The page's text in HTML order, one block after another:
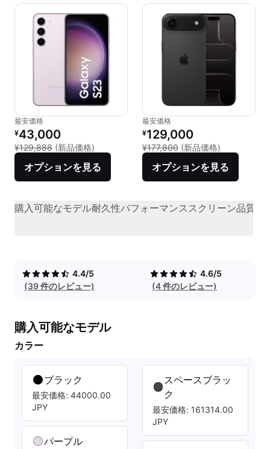
最安価格
リファービッシュ品の価格：
¥43,000
¥129,888 (新品価格) 新品との比較：¥129,888
オプションを見る
最安価格
リファービッシュ品の価格：
¥129,000
¥177,800 (新品価格)
オプションを見る
購入可能なモデル耐久性パフォーマンススクリーン品質
4.4/5
(39 件のレビュー)
4.6/5
(4 件のレビュー)
購入可能なモデル
カラー
ブラック
最安価格: 44000.00
JPY
パープル
スペースブラッ
ク
最安価格: 161314.00
JPY